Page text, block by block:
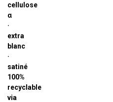
cellulose
α
·
extra
blanc
·
satiné
100%
recyclable
via